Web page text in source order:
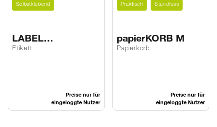
Selbstklebend
LABEL
hygienicDES 2GO
Etikett
Preise nur für
eingeloggte Nutzer
Praktisch Standfuss
papierKORB M
Papierkorb
Preise nur für
eingeloggte Nutzer